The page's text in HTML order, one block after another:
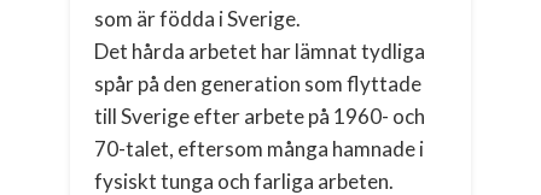
som är födda i Sverige.
Det hårda arbetet har lämnat tydliga
spår på den generation som flyttade
till Sverige efter arbete på 1960- och
70-talet, eftersom många hamnade i
fysiskt tunga och farliga arbeten.